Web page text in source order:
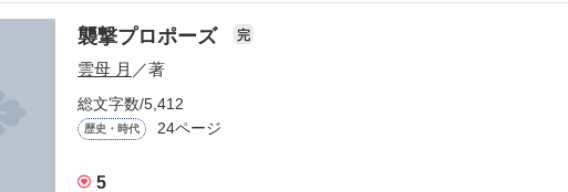
完結
中編 短編
襲撃プロポーズ 完
雲母 月 ／著
総文字数/5,412
歴史・時代 24ページ
5